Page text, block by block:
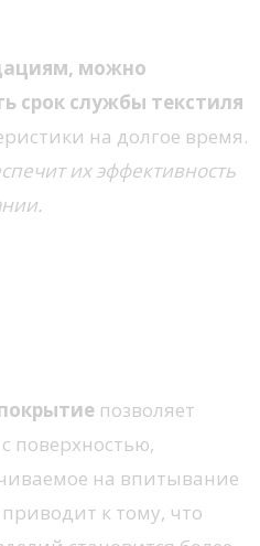
можно
срок службы текстиля
на долгое время.
их эффективность
позволяет
поверхностью,
на впитывание
к тому, что